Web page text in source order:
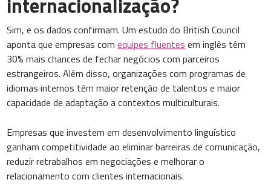
Sim, e os dados confirmam. Um estudo do British Council
aponta que empresas comequipes fluentes em inglês têm
30% mais chances de fechar negócios com parceiros
estrangeiros. Além disso, organizações com programas de
idiomas internos têm maior retenção de talentos e maior
capacidade de adaptação a contextos multiculturais.
Empresas que investem em desenvolvimento linguístico
ganham competitividade ao eliminar barreiras de comunicação,
reduzir retrabalhos em negociações e melhorar o
relacionamento com clientes internacionais.